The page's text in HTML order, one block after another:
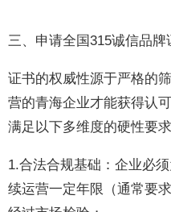
三、申请全国315诚信品
证书的权威性源于严格的
营的青海企业才能获得认
满足以下多维度的硬性要求
1.合法合规基础：企业必
续运营一定年限（通常要